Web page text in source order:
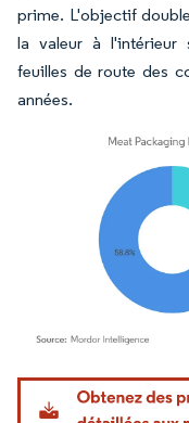
prime. L'objectif
la valeur à l'intérieur
feuilles de route des
années.
Image © Mordor Intelligence.